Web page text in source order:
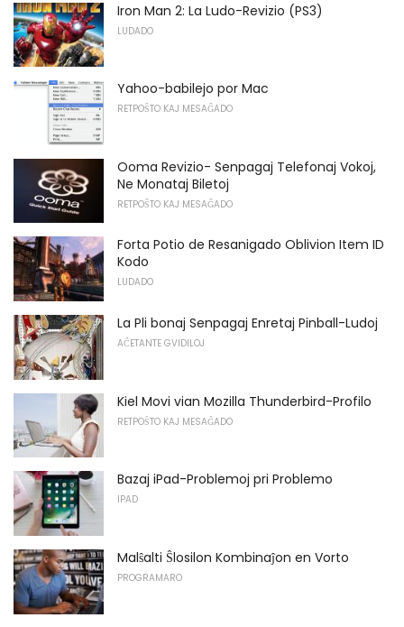
Iron Man 2: La Ludo-Revizio (PS3)
LUDADO
Yahoo-babilejo por Mac
RETPOŜTO KAJ MESAĜADO
Ooma Revizio- Senpagaj Telefonaj Vokoj,
Ne Monataj Biletoj
RETPOŜTO KAJ MESAĜADO
Forta Potio de Resanigado Oblivion Item ID
Kodo
LUDADO
La Pli bonaj Senpagaj Enretaj Pinball-Ludoj
AĈETANTE GVIDILOJ
Kiel Movi vian Mozilla Thunderbird-Profilo
RETPOŜTO KAJ MESAĜADO
Bazaj iPad-Problemoj pri Problemo
IPAD
Malŝalti Ŝlosilon Kombinaĵon en Vorto
PROGRAMARO